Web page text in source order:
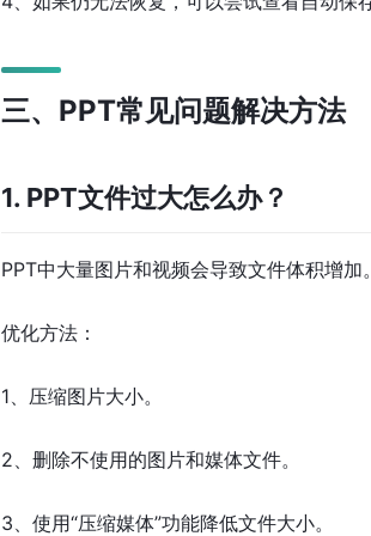
三、PPT常见问题解决方法
1. PPT文件过大怎么办？
PPT中大量图片和视频会导致文件体积增加。
优化方法：
1、压缩图片大小。
2、删除不使用的图片和媒体文件。
3、使用“压缩媒体”功能降低文件大小。